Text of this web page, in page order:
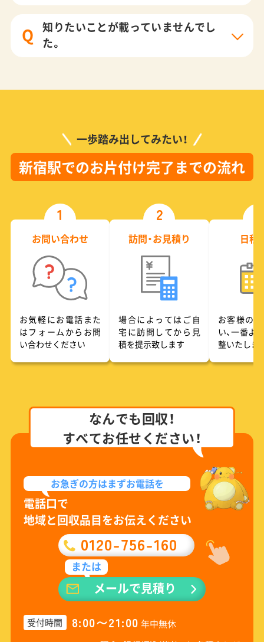
Q
知りたいことが載っていませんでし
た。
一歩踏み出してみたい！
新宿駅でのお片付け完了までの流れ
1
お問い合わせ
お気軽にお電話また
はフォームからお問
い合わせください
2
訪問・お見積り
場合によってはご自
宅に訪問してから見
積を提示致します
日程
お客様の
い、一番よ
整いたしま
なんでも回収！
すべてお任せください！
お急ぎの方はまずお電話を
電話口で
地域と回収品目をお伝えください
0120-756-160
または
メールで見積り
受付時間 8:00〜21:00 年中無休